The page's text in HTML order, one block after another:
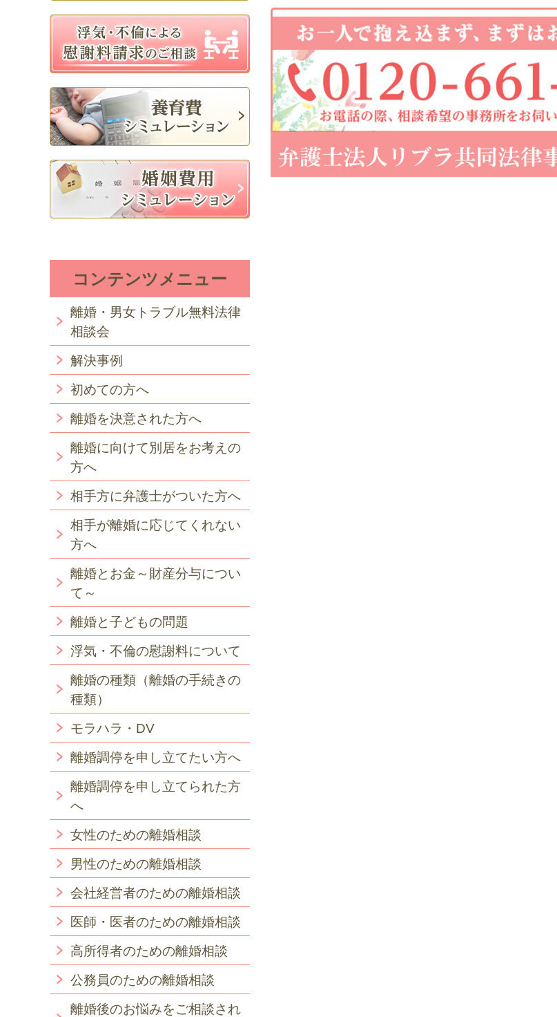
コンテンツメニュー
離婚・男女トラブル無料法律
相談会
解決事例
初めての方へ
離婚を決意された方へ
離婚に向けて別居をお考えの
方へ
相手方に弁護士がついた方へ
相手が離婚に応じてくれない
方へ
離婚とお金～財産分与につい
て～
離婚と子どもの問題
浮気・不倫の慰謝料について
離婚の種類（離婚の手続きの
種類）
モラハラ・DV
離婚調停を申し立てたい方へ
離婚調停を申し立てられた方
へ
女性のための離婚相談
男性のための離婚相談
会社経営者のための離婚相談
医師・医者のための離婚相談
高所得者のための離婚相談
公務員のための離婚相談
離婚後のお悩みをご相談され